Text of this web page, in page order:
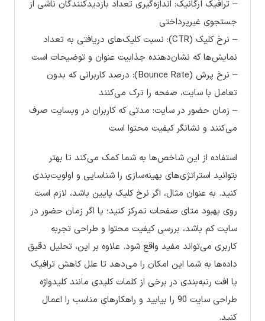
– ترافیک ارگانیک: اندازه‌گیری تعداد بازدیدکنندگان ناشی از
جستجوی غیرپرداختی
– نرخ کلیک (CTR): نسبت کلیک‌های دریافتی به تعداد
نمایش‌ها که نشان‌دهنده جذابیت عنوان و توضیحات است
– نرخ پرش (Bounce Rate): درصد کاربرانی که بدون
تعامل با سایت، صفحه را ترک می‌کنند
– زمان حضور در سایت: مدتی که کاربران در وبسایت صرف
می‌کنند و نشانگر کیفیت محتوا است
استفاده از این شاخص‌ها به شما کمک می‌کند تا بهتر
بتوانید استراتژی‌های بهینه‌سازی را شناسایی و اولویت‌بندی
کنید. به عنوان مثال، اگر نرخ کلیک پایین باشد، لازم است
روی بهبود متای صفحات تمرکز کنید؛ یا اگر زمان حضور در
سایت کم باشد، بررسی کیفیت محتوا و طراحی تجربه
کاربری می‌تواند مفید واقع شود. علاوه بر این، تحلیل دقیق
داده‌ها به شما این امکان را می‌دهد تا علل کاهش ترافیک
یا افت رتبه‌بندی در برخی از کلمات کلیدی مانند کلیدواژه
طراحی سایت 90 را بیابید و راهکارهای مناسب را اعمال
کنید.